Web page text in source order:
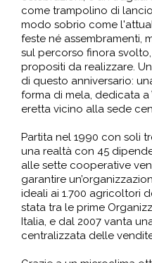
come trampolino di
modo sobrio come
feste né assembramenti,
sul percorso finora
propositi da realizzare.
di questo anniversario:
forma di mela, dedicata
eretta vicino alla sede
Partita nel 1990 con soli
una realtà con 45
alle sette cooperative
garantire
ideali ai 1.700 agricoltori
stata tra le prime
Italia, e dal 2007 vanta
centralizzata delle